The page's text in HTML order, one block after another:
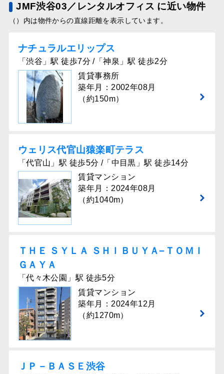
JMF渋谷03／レンタルオフィス に近い物件
（）内は物件からの直線距離を表示しています。
ナチュラルエリップス
「渋谷」駅 徒歩7分 /「神泉」駅 徒歩2分
賃貸事務所
築年月：2002年08月
（約150m）
ウェリス代官⼭猿楽町テラス
「代官山」駅 徒歩5分 /「中目黒」駅 徒歩14分
賃貸マンション
築年月：2024年08月
（約1040m）
ＴＨＥ ＳＹＬＡ ＳＨＩＢＵＹＡ−ＴＯＭＩ
ＧＡＹＡ
「代々木公園」駅 徒歩5分
賃貸マンション
築年月：2024年12月
（約1270m）
ＪＰ－ＢＡＳＥ渋谷